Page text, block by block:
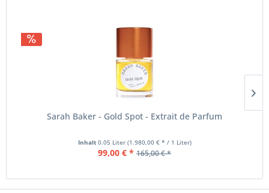
Sarah Baker - Gold Spot - Extrait de Parfum
Inhalt 0.05 Liter (1.980,00 € * / 1 Liter)
99,00 € * 165,00 € *